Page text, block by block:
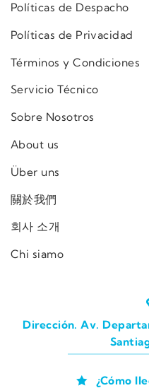
Políticas de Despacho
Políticas de Privacidad
Términos y Condiciones
Servicio Técnico
Sobre Nosotros
About us
Über uns
關於我們
회사 소개
Chi siamo
Dirección. Av.
¿Cómo